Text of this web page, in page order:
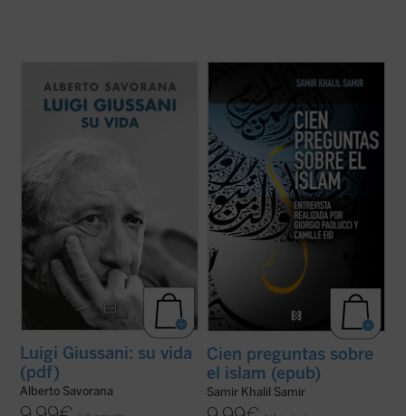
joven sacerdote italiano se da cuenta de
que la gran mayoría de los jóvenes con los
que se encuentra, pertenecientes a una
sociedad aparentemente cristiana,
Luigi Giussani: su vida
(pdf)
Alberto Savorana
significativos acontecimientos --conflictos
terroristas, revueltas ciudadanas--
relacionados con la religión islámica que
han afectado de lleno a nuestras vidas.
Esto ...
(ver ficha)
Cien preguntas sobre
el islam (epub)
Samir Khalil Samir